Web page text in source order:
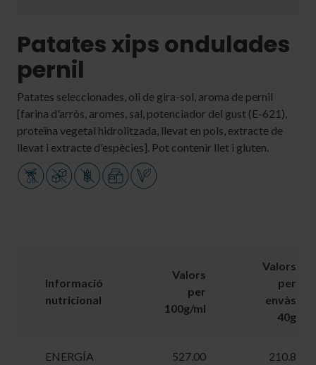
Patates xips ondulades
pernil
Patates seleccionades, oli de gira-sol, aroma de pernil
[farina d'arròs, aromes, sal, potenciador del gust (E-621),
proteïna vegetal hidrolitzada, llevat en pols, extracte de
llevat i extracte d'espècies]. Pot contenir llet i gluten.
Informació
nutricional
Valors
per
100g/ml
Valors
per
envàs
40g
ENERGÍA
527.00 210.8